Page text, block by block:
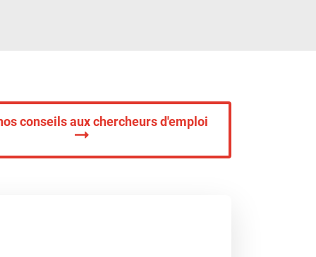
conseils aux chercheurs d'emploi